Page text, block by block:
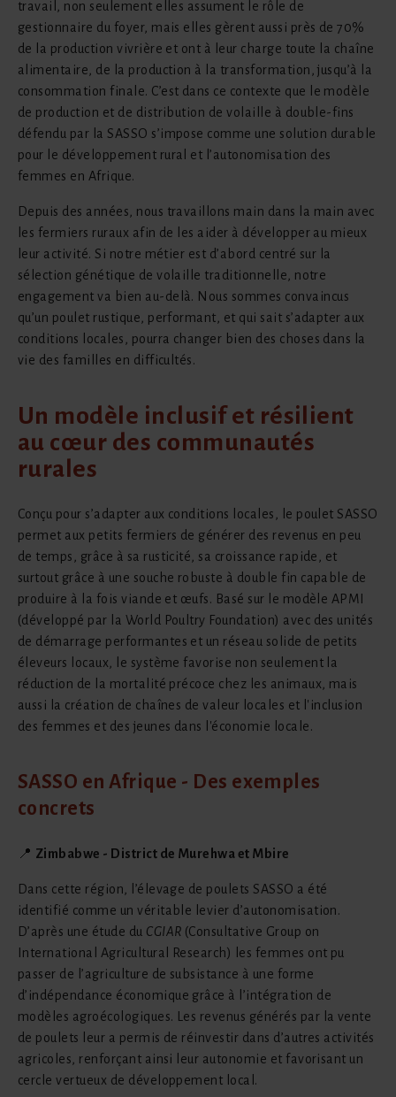
travail, non seulement elles assument le rôle de
gestionnaire du foyer, mais elles gèrent aussi près de 70%
de la production vivrière et ont à leur charge toute la chaîne
alimentaire, de la production à la transformation, jusqu’à la
consommation finale. C’est dans ce contexte que le modèle
de production et de distribution de volaille à double-fins
défendu par la SASSO s’impose comme une solution durable
pour le développement rural et l’autonomisation des
femmes en Afrique.
Depuis des années, nous travaillons main dans la main avec
les fermiers ruraux afin de les aider à développer au mieux
leur activité. Si notre métier est d’abord centré sur la
sélection génétique de volaille traditionnelle, notre
engagement va bien au-delà. Nous sommes convaincus
qu’un poulet rustique, performant, et qui sait s’adapter aux
conditions locales, pourra changer bien des choses dans la
vie des familles en difficultés.
Un modèle inclusif et résilient
au cœur des communautés
rurales
Conçu pour s’adapter aux conditions locales, le poulet SASSO
permet aux petits fermiers de générer des revenus en peu
de temps, grâce à sa rusticité, sa croissance rapide, et
surtout grâce à une souche robuste à double fin capable de
produire à la fois viande et œufs. Basé sur le modèle APMI
(développé par la World Poultry Foundation) avec des unités
de démarrage performantes et un réseau solide de petits
éleveurs locaux, le système favorise non seulement la
réduction de la mortalité précoce chez les animaux, mais
aussi la création de chaînes de valeur locales et l'inclusion
des femmes et des jeunes dans l'économie locale.
SASSO en Afrique - Des exemples
concrets
📍 Zimbabwe - District de Murehwa et Mbire
Dans cette région, l’élevage de poulets SASSO a été
identifié comme un véritable levier d’autonomisation.
D’après une étude du CGIAR (Consultative Group on
International Agricultural Research) les femmes ont pu
passer de l’agriculture de subsistance à une forme
d’indépendance économique grâce à l’intégration de
modèles agroécologiques. Les revenus générés par la vente
de poulets leur a permis de réinvestir dans d’autres activités
agricoles, renforçant ainsi leur autonomie et favorisant un
cercle vertueux de développement local.